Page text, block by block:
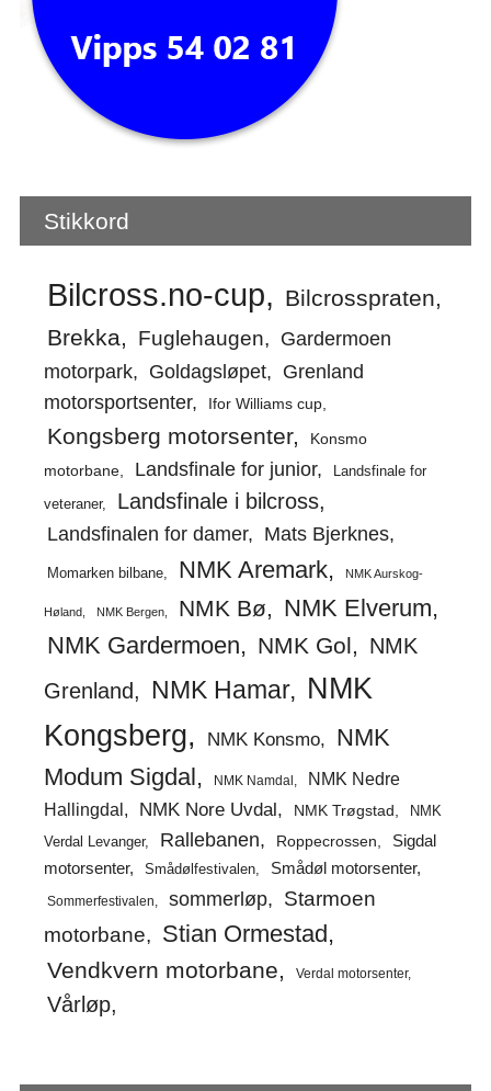
Stikkord
Bilcross.no-cup
Bilcrosspraten
Brekka
Fuglehaugen
Gardermoen
motorpark
Goldagsløpet
Grenland
motorsportsenter
Ifor Williams cup
Kongsberg motorsenter
Konsmo
motorbane
Landsfinale for junior
Landsfinale for
veteraner
Landsfinale i bilcross
Landsfinalen for damer Mats Bjerknes
Momarken bilbane NMK Aremark NMK Aurskog-
Høland NMK Bergen NMK Bø NMK Elverum
NMK Gardermoen NMK Gol
NMK
Grenland
NMK Hamar
NMK
Kongsberg
NMK Konsmo
NMK
Modum Sigdal
NMK Namdal
NMK Nedre
Hallingdal
NMK Nore Uvdal NMK Trøgstad
NMK
Verdal Levanger
Rallebanen Roppecrossen
Sigdal
motorsenter
Smådølfestivalen Smådøl motorsenter
Sommerfestivalen sommerløp
Starmoen
motorbane
Stian Ormestad
Vendkvern motorbane Verdal motorsenter
Vårløp